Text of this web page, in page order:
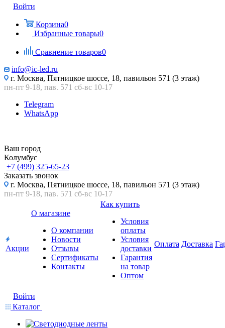
Войти
Корзина0
Избранные товары0
Сравнение товаров0
info@ic-led.ru
г. Москва, Пятницкое шоссе, 18, павильон 571 (3 этаж)
пн-пт 9-18, пав. 571 сб-вс 10-17
Telegram
WhatsApp
Ваш город
Колумбус
+7 (499) 325-65-23
Заказать звонок
г. Москва, Пятницкое шоссе, 18, павильон 571 (3 этаж)
пн-пт 9-18, пав. 571 сб-вс 10-17
Акции
О магазине
О компании
Новости
Отзывы
Сертификаты
Контакты
Как купить
Условия
оплаты
Условия
доставки
Гарантия
на товар
Оптом
Оплата Доставка
Войти
Каталог